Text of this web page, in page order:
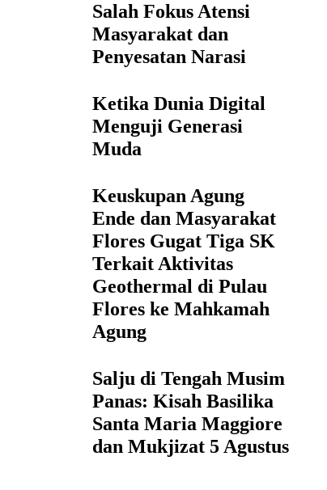
Salah Fokus Atensi
Masyarakat dan
Penyesatan Narasi
Ketika Dunia Digital
Menguji Generasi
Muda
Keuskupan Agung
Ende dan Masyarakat
Flores Gugat Tiga SK
Terkait Aktivitas
Geothermal di Pulau
Flores ke Mahkamah
Agung
Salju di Tengah Musim
Panas: Kisah Basilika
Santa Maria Maggiore
dan Mukjizat 5 Agustus